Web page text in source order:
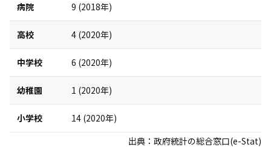
病院 9 (2018年)
高校 4 (2020年)
中学校 6 (2020年)
幼稚園 1 (2020年)
小学校 14 (2020年)
出典： 政府統計の総合窓口(e-Stat)